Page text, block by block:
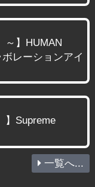
～】HUMAN
レーションアイ
】Supreme
一覧へ...